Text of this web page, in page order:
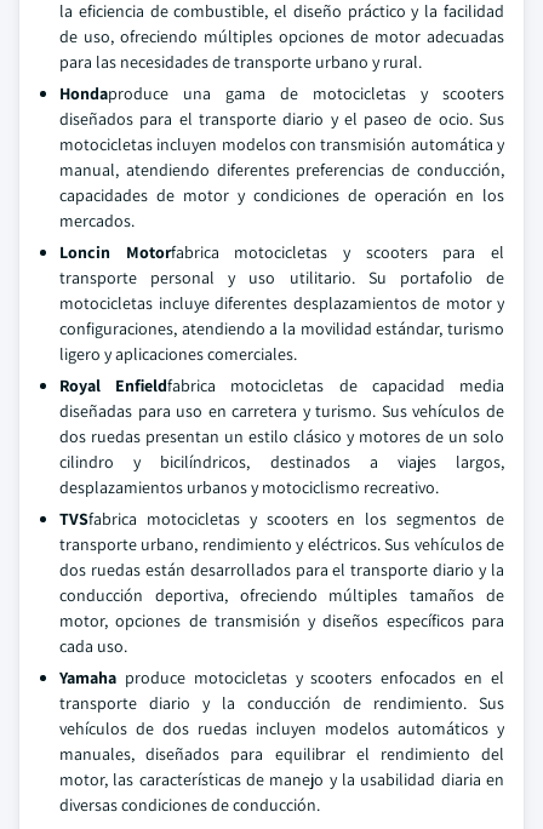
la eficiencia de combustible, el diseño práctico y la facilidad
de uso, ofreciendo múltiples opciones de motor adecuadas
para las necesidades de transporte urbano y rural.
Hondaproduce una gama de motocicletas y scooters
diseñados para el transporte diario y el paseo de ocio. Sus
motocicletas incluyen modelos con transmisión automática y
manual, atendiendo diferentes preferencias de conducción,
capacidades de motor y condiciones de operación en los
mercados.
Loncin Motorfabrica motocicletas y scooters para el
transporte personal y uso utilitario. Su portafolio de
motocicletas incluye diferentes desplazamientos de motor y
configuraciones, atendiendo a la movilidad estándar, turismo
ligero y aplicaciones comerciales.
Royal Enfieldfabrica motocicletas de capacidad media
diseñadas para uso en carretera y turismo. Sus vehículos de
dos ruedas presentan un estilo clásico y motores de un solo
cilindro y bicilíndricos, destinados a viajes largos,
desplazamientos urbanos y motociclismo recreativo.
TVSfabrica motocicletas y scooters en los segmentos de
transporte urbano, rendimiento y eléctricos. Sus vehículos de
dos ruedas están desarrollados para el transporte diario y la
conducción deportiva, ofreciendo múltiples tamaños de
motor, opciones de transmisión y diseños específicos para
cada uso.
Yamaha produce motocicletas y scooters enfocados en el
transporte diario y la conducción de rendimiento. Sus
vehículos de dos ruedas incluyen modelos automáticos y
manuales, diseñados para equilibrar el rendimiento del
motor, las características de manejo y la usabilidad diaria en
diversas condiciones de conducción.